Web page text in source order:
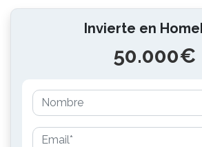
Invierte en
50.000€